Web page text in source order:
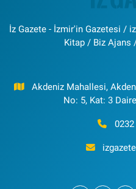
İz Gazete - İzmir'in Gazetesi /
Kitap / Biz Ajans
Akdeniz Mahallesi,
No: 5, Kat: 3